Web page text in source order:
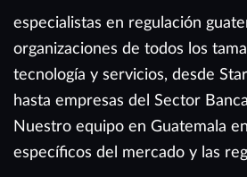
especialistas en regulación
organizaciones de todos los
tecnología y servicios, desde
hasta empresas del Sector
Nuestro equipo en Guatemala
específicos del mercado y las